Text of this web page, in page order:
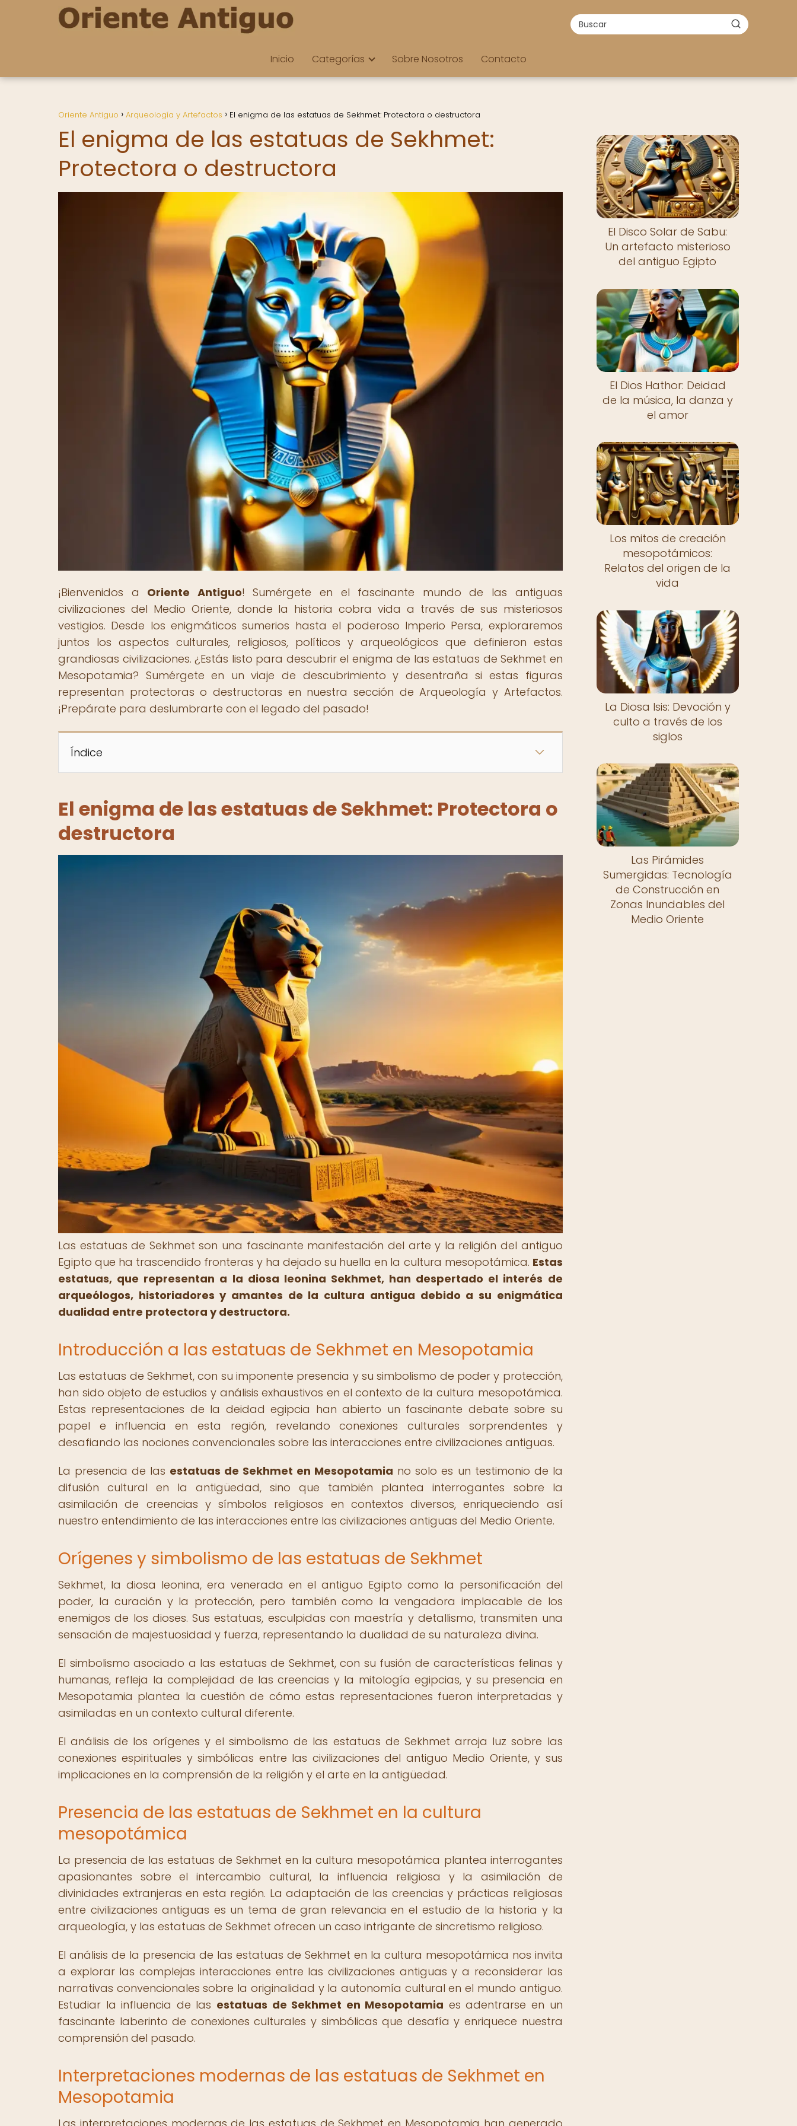
Inicio Categorías Sobre Nosotros Contacto
Oriente Antiguo Arqueología y Artefactos El enigma de las estatuas de Sekhmet: Protectora o destructora
El enigma de las estatuas de Sekhmet:
Protectora o destructora
¡Bienvenidos a Oriente Antiguo! Sumérgete en el fascinante mundo de las antiguas
civilizaciones del Medio Oriente, donde la historia cobra vida a través de sus misteriosos
vestigios. Desde los enigmáticos sumerios hasta el poderoso Imperio Persa, exploraremos
juntos los aspectos culturales, religiosos, políticos y arqueológicos que definieron estas
grandiosas civilizaciones. ¿Estás listo para descubrir el enigma de las estatuas de Sekhmet en
Mesopotamia? Sumérgete en un viaje de descubrimiento y desentraña si estas figuras
representan protectoras o destructoras en nuestra sección de Arqueología y Artefactos.
¡Prepárate para deslumbrarte con el legado del pasado!
Índice
El enigma de las estatuas de Sekhmet: Protectora o
destructora
Las estatuas de Sekhmet son una fascinante manifestación del arte y la religión del antiguo
Egipto que ha trascendido fronteras y ha dejado su huella en la cultura mesopotámica. Estas
estatuas, que representan a la diosa leonina Sekhmet, han despertado el interés de
arqueólogos, historiadores y amantes de la cultura antigua debido a su enigmática
dualidad entre protectora y destructora.
Introducción a las estatuas de Sekhmet en Mesopotamia
Las estatuas de Sekhmet, con su imponente presencia y su simbolismo de poder y protección,
han sido objeto de estudios y análisis exhaustivos en el contexto de la cultura mesopotámica.
Estas representaciones de la deidad egipcia han abierto un fascinante debate sobre su
papel e influencia en esta región, revelando conexiones culturales sorprendentes y
desafiando las nociones convencionales sobre las interacciones entre civilizaciones antiguas.
La presencia de las estatuas de Sekhmet en Mesopotamia no solo es un testimonio de la
difusión cultural en la antigüedad, sino que también plantea interrogantes sobre la
asimilación de creencias y símbolos religiosos en contextos diversos, enriqueciendo así
nuestro entendimiento de las interacciones entre las civilizaciones antiguas del Medio Oriente.
Orígenes y simbolismo de las estatuas de Sekhmet
Sekhmet, la diosa leonina, era venerada en el antiguo Egipto como la personificación del
poder, la curación y la protección, pero también como la vengadora implacable de los
enemigos de los dioses. Sus estatuas, esculpidas con maestría y detallismo, transmiten una
sensación de majestuosidad y fuerza, representando la dualidad de su naturaleza divina.
El simbolismo asociado a las estatuas de Sekhmet, con su fusión de características felinas y
humanas, refleja la complejidad de las creencias y la mitología egipcias, y su presencia en
Mesopotamia plantea la cuestión de cómo estas representaciones fueron interpretadas y
asimiladas en un contexto cultural diferente.
El análisis de los orígenes y el simbolismo de las estatuas de Sekhmet arroja luz sobre las
conexiones espirituales y simbólicas entre las civilizaciones del antiguo Medio Oriente, y sus
implicaciones en la comprensión de la religión y el arte en la antigüedad.
Presencia de las estatuas de Sekhmet en la cultura
mesopotámica
La presencia de las estatuas de Sekhmet en la cultura mesopotámica plantea interrogantes
apasionantes sobre el intercambio cultural, la influencia religiosa y la asimilación de
divinidades extranjeras en esta región. La adaptación de las creencias y prácticas religiosas
entre civilizaciones antiguas es un tema de gran relevancia en el estudio de la historia y la
arqueología, y las estatuas de Sekhmet ofrecen un caso intrigante de sincretismo religioso.
El análisis de la presencia de las estatuas de Sekhmet en la cultura mesopotámica nos invita
a explorar las complejas interacciones entre las civilizaciones antiguas y a reconsiderar las
narrativas convencionales sobre la originalidad y la autonomía cultural en el mundo antiguo.
Estudiar la influencia de las estatuas de Sekhmet en Mesopotamia es adentrarse en un
fascinante laberinto de conexiones culturales y simbólicas que desafía y enriquece nuestra
comprensión del pasado.
Interpretaciones modernas de las estatuas de Sekhmet en
Mesopotamia
El Disco Solar de Sabu:
Un artefacto misterioso
del antiguo Egipto
El Dios Hathor: Deidad
de la música, la danza y
el amor
Los mitos de creación
mesopotámicos:
Relatos del origen de la
vida
La Diosa Isis: Devoción y
culto a través de los
siglos
Las Pirámides
Sumergidas: Tecnología
de Construcción en
Zonas Inundables del
Medio Oriente